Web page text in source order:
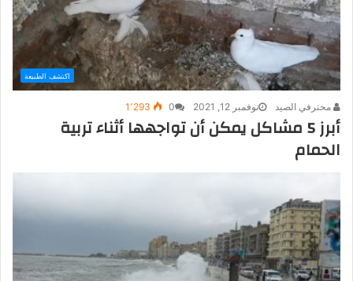
اكتشف الطبيعة
محترفي الصيد نوفمبر 12, 2021 0 1٬293
أبرز 5 مشاكل يمكن أن تواجهها أثناء تربية
الحمام